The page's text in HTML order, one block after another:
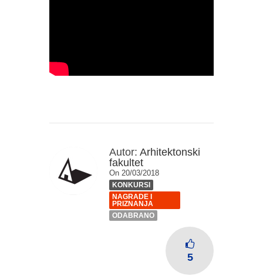
Autor: Arhitektonski
fakultet
On 20/03/2018
KONKURSI
NAGRADE I
PRIZNANJA
ODABRANO
5